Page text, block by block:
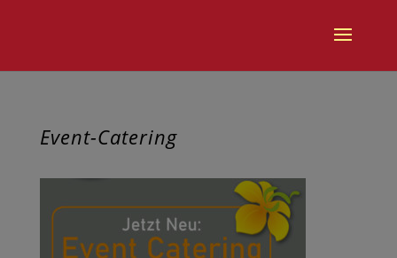
Event-Catering